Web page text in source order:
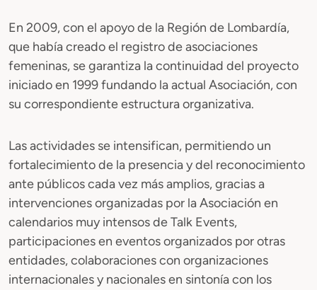
En 2009, con el apoyo de la Región de Lombardía,
que había creado el registro de asociaciones
femeninas, se garantiza la continuidad del proyecto
iniciado en 1999 fundando la actual Asociación, con
su correspondiente estructura organizativa.
Las actividades se intensifican, permitiendo un
fortalecimiento de la presencia y del reconocimiento
ante públicos cada vez más amplios, gracias a
intervenciones organizadas por la Asociación en
calendarios muy intensos de Talk Events,
participaciones en eventos organizados por otras
entidades, colaboraciones con organizaciones
internacionales y nacionales en sintonía con los